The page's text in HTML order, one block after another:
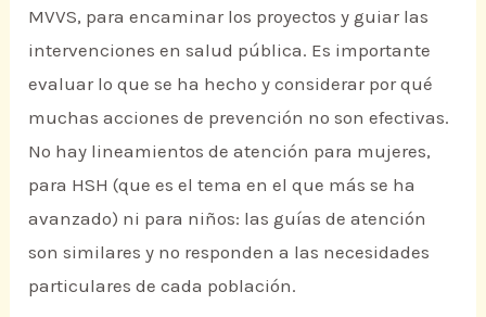
MVVS, para encaminar los proyectos y guiar las
intervenciones en salud pública. Es importante
evaluar lo que se ha hecho y considerar por qué
muchas acciones de prevención no son efectivas.
No hay lineamientos de atención para mujeres,
para HSH (que es el tema en el que más se ha
avanzado) ni para niños: las guías de atención
son similares y no responden a las necesidades
particulares de cada población.